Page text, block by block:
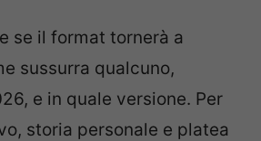
se il format tornerà a
sussurra qualcuno,
e in quale versione. Per
storia personale e platea